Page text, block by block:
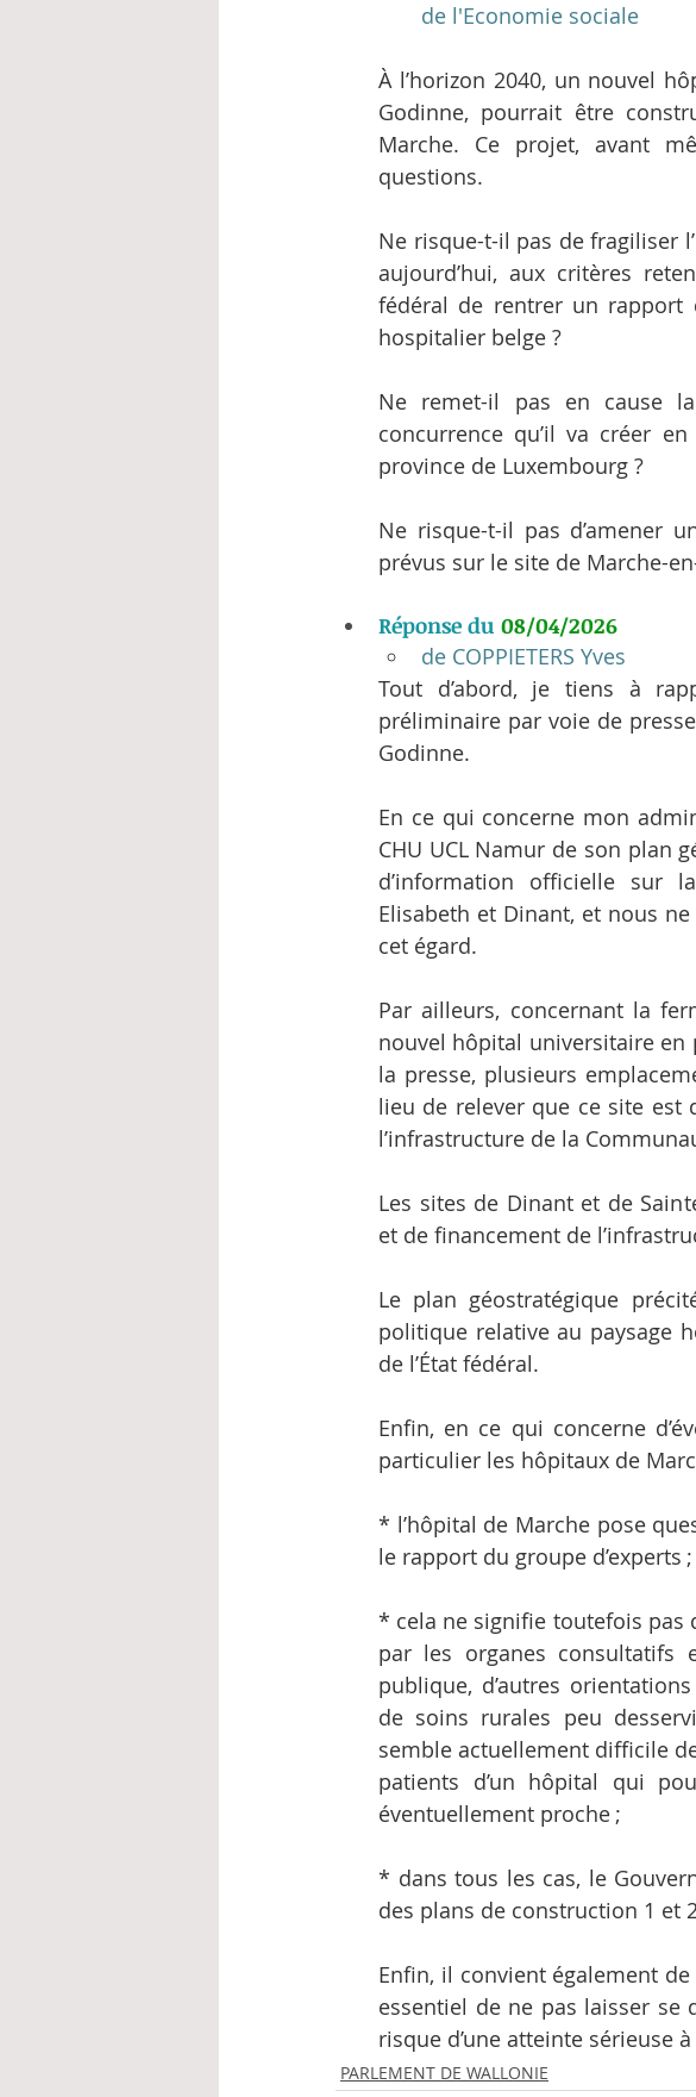
de l'Economie sociale
À l’horizon 2040, un nouvel
Godinne, pourrait être
Marche. Ce projet, avant
questions.
Ne risque-t-il pas de fragiliser
aujourd’hui, aux critères
fédéral de rentrer un rapport
hospitalier belge ?
Ne remet-il pas en cause
concurrence qu’il va créer
province de Luxembourg ?
Ne risque-t-il pas d’amener
prévus sur le site de Marche-
Réponse du 08/04/2026
de COPPIETERS Yves
Tout d’abord, je tiens à
préliminaire par voie de
Godinne.
En ce qui concerne mon
CHU UCL Namur de son plan
d’information officielle sur
Elisabeth et Dinant, et nous
cet égard.
Par ailleurs, concernant la
nouvel hôpital universitaire en
la presse, plusieurs
lieu de relever que ce site est
l’infrastructure de la
Les sites de Dinant et de
et de financement de
Le plan géostratégique
politique relative au paysage
de l’État fédéral.
Enfin, en ce qui concerne
particulier les hôpitaux de
* l’hôpital de Marche pose
le rapport du groupe d’experts ;
* cela ne signifie toutefois pas
par les organes consultatifs
publique, d’autres
de soins rurales peu
semble actuellement difficile
patients d’un hôpital qui
éventuellement proche ;
* dans tous les cas, le
des plans de construction 1 et
Enfin, il convient également
essentiel de ne pas laisser se
risque d’une atteinte sérieuse
PARLEMENT DE WALLONIE